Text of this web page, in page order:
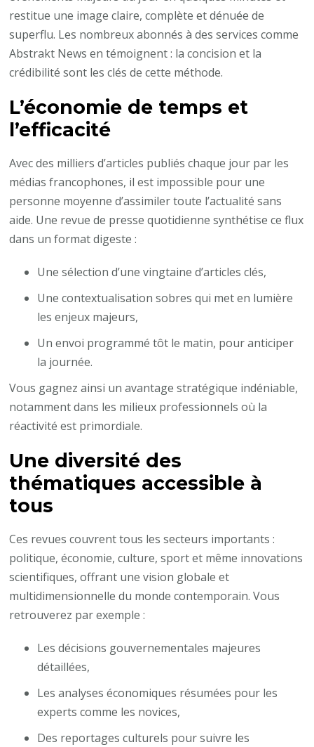
restitue une image claire, complète et dénuée de
superflu. Les nombreux abonnés à des services comme
Abstrakt News en témoignent : la concision et la
crédibilité sont les clés de cette méthode.
L’économie de temps et
l’efficacité
Avec des milliers d’articles publiés chaque jour par les
médias francophones, il est impossible pour une
personne moyenne d’assimiler toute l’actualité sans
aide. Une revue de presse quotidienne synthétise ce flux
dans un format digeste :
Une sélection d’une vingtaine d’articles clés,
Une contextualisation sobres qui met en lumière
les enjeux majeurs,
Un envoi programmé tôt le matin, pour anticiper
la journée.
Vous gagnez ainsi un avantage stratégique indéniable,
notamment dans les milieux professionnels où la
réactivité est primordiale.
Une diversité des
thématiques accessible à
tous
Ces revues couvrent tous les secteurs importants :
politique, économie, culture, sport et même innovations
scientifiques, offrant une vision globale et
multidimensionnelle du monde contemporain. Vous
retrouverez par exemple :
Les décisions gouvernementales majeures
détaillées,
Les analyses économiques résumées pour les
experts comme les novices,
Des reportages culturels pour suivre les